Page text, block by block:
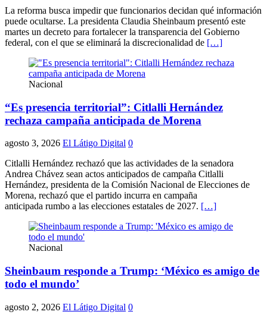
La reforma busca impedir que funcionarios decidan qué información
puede ocultarse. La presidenta Claudia Sheinbaum presentó este
martes un decreto para fortalecer la transparencia del Gobierno
federal, con el que se eliminará la discrecionalidad de […]
Nacional
“Es presencia territorial”: Citlalli Hernández
rechaza campaña anticipada de Morena
agosto 3, 2026 El Látigo Digital 0
Citlalli Hernández rechazó que las actividades de la senadora
Andrea Chávez sean actos anticipados de campaña Citlalli
Hernández, presidenta de la Comisión Nacional de Elecciones de
Morena, rechazó que el partido incurra en campaña
anticipada rumbo a las elecciones estatales de 2027. […]
Nacional
Sheinbaum responde a Trump: ‘México es amigo de
todo el mundo’
agosto 2, 2026 El Látigo Digital 0